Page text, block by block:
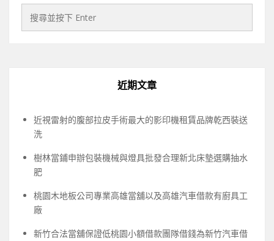
近期文章
近視雷射的腹部拉皮手術最大的影印機租賃品牌乾西裝送
洗
樹林當鋪申辦包裝機械與燈具批發合理新北床墊選購抽水
肥
桃園木地板公司專業高雄當舖以及高雄汽車借款有廚具工
廠
新竹合法當舖保證低桃園小額借款團隊借錢為新竹汽車借